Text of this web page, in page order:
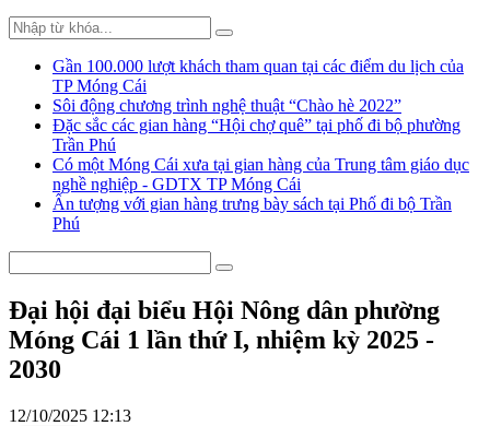
Gần 100.000 lượt khách tham quan tại các điểm du lịch của
TP Móng Cái
Sôi động chương trình nghệ thuật “Chào hè 2022”
Đặc sắc các gian hàng “Hội chợ quê” tại phố đi bộ phường
Trần Phú
Có một Móng Cái xưa tại gian hàng của Trung tâm giáo dục
nghề nghiệp - GDTX TP Móng Cái
Ấn tượng với gian hàng trưng bày sách tại Phố đi bộ Trần
Phú
Đại hội đại biểu Hội Nông dân phường
Móng Cái 1 lần thứ I, nhiệm kỳ 2025 -
2030
12/10/2025 12:13